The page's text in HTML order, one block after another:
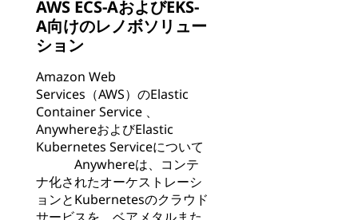
AWS ECS-AおよびEKS-
A向けのレノボソリュー
ション
Amazon Web
Services（AWS）のElastic
Container Service 、
AnywhereおよびElastic
Kubernetes Serviceについて
Anywhereは、コンテ
ナ化されたオーケストレーシ
ョンとKubernetesのクラウド